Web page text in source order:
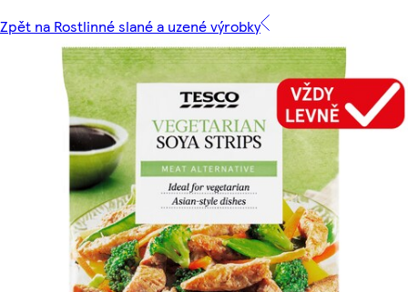
Zpět na Rostlinné slané a uzené výrobky